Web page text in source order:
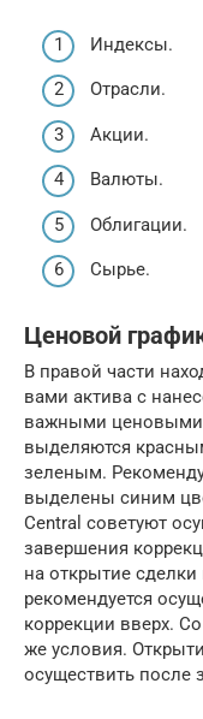
Индексы.
Отрасли.
Акции.
Валюты.
Облигации.
Сырье.
Ценовой
В правой части
вами актива с
важными ценовыми
выделяются
зеленым.
выделены синим
Central советуют
завершения
на открытие
рекомендуется
коррекции вверх.
же условия.
осуществить после